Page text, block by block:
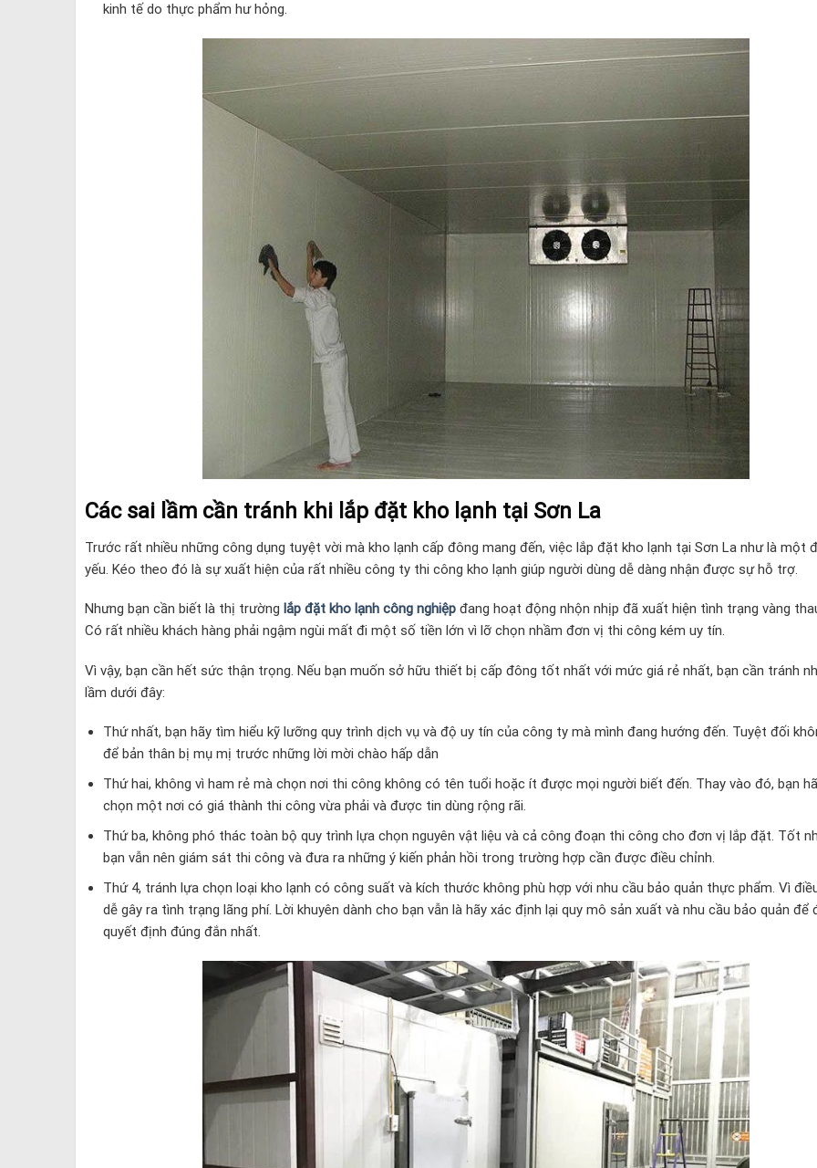
kinh tế do thực phẩm hư hỏng.
Các sai lầm cần tránh khi lắp đặt kho lạnh tại Sơn La
Trước rất nhiều những công dụng tuyệt vời mà kho lạnh cấp đông mang đến, việc lắp đặt kho lạnh tại Sơn La như là một
yếu. Kéo theo đó là sự xuất hiện của rất nhiều công ty thi công kho lạnh giúp người dùng dễ dàng nhận được sự hỗ trợ.
Nhưng bạn cần biết là thị trường lắp đặt kho lạnh công nghiệp đang hoạt động nhộn nhịp đã xuất hiện tình trạng vàng
Có rất nhiều khách hàng phải ngậm ngùi mất đi một số tiền lớn vì lỡ chọn nhầm đơn vị thi công kém uy tín.
Vì vậy, bạn cần hết sức thận trọng. Nếu bạn muốn sở hữu thiết bị cấp đông tốt nhất với mức giá rẻ nhất, bạn cần tránh
lầm dưới đây:
Thứ nhất, bạn hãy tìm hiểu kỹ lưỡng quy trình dịch vụ và độ uy tín của công ty mà mình đang hướng đến. Tuyệt đối
để bản thân bị mụ mị trước những lời mời chào hấp dẫn
Thứ hai, không vì ham rẻ mà chọn nơi thi công không có tên tuổi hoặc ít được mọi người biết đến. Thay vào đó, bạn
chọn một nơi có giá thành thi công vừa phải và được tin dùng rộng rãi.
Thứ ba, không phó thác toàn bộ quy trình lựa chọn nguyên vật liệu và cả công đoạn thi công cho đơn vị lắp đặt. Tốt
bạn vẫn nên giám sát thi công và đưa ra những ý kiến phản hồi trong trường hợp cần được điều chỉnh.
Thứ 4, tránh lựa chọn loại kho lạnh có công suất và kích thước không phù hợp với nhu cầu bảo quản thực phẩm. Vì
dễ gây ra tình trạng lãng phí. Lời khuyên dành cho bạn vẫn là hãy xác định lại quy mô sản xuất và nhu cầu bảo quản để
quyết định đúng đắn nhất.